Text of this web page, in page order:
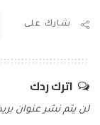
شارك على
اترك ردك
لن يتم نشر عنوان